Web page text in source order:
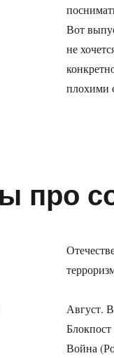
Вот
не
плохими
про
Август.
Война